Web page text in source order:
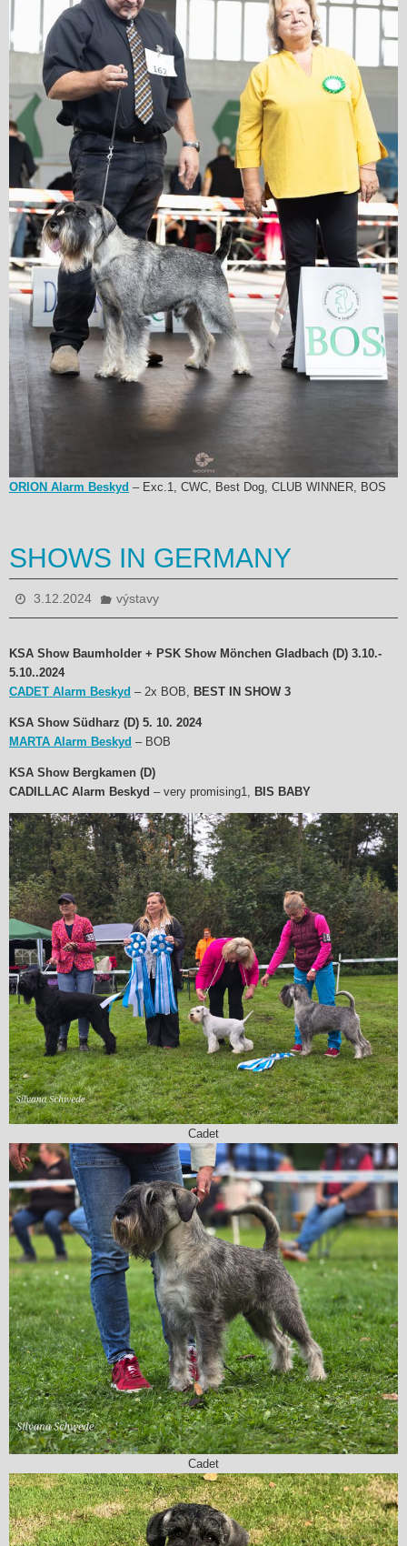
ORION Alarm Beskyd – Exc.1, CWC, Best Dog, CLUB WINNER, BOS
SHOWS IN GERMANY
3.12.2024 výstavy
KSA Show Baumholder + PSK Show Mönchen Gladbach (D) 3.10.-
5.10..2024
CADET Alarm Beskyd – 2x BOB, BEST IN SHOW 3
KSA Show Südharz (D) 5. 10. 2024
MARTA Alarm Beskyd – BOB
KSA Show Bergkamen (D)
CADILLAC Alarm Beskyd – very promising1, BIS BABY
Cadet
Cadet